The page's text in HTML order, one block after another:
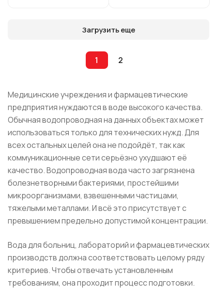
Загрузить еще
1 2
Медицинские учреждения и фармацевтические
предприятия нуждаются в воде высокого качества.
Обычная водопроводная на данных объектах может
использоваться только для технических нужд. Для
всех остальных целей она не подойдёт, так как
коммуникационные сети серьёзно ухудшают её
качество. Водопроводная вода часто загрязнена
болезнетворными бактериями, простейшими
микроорганизмами, взвешенными частицами,
тяжелыми металлами. И всё это присутствует с
превышением предельно допустимой концентрации.
Вода для больниц, лабораторий и фармацевтических
производств должна соответствовать целому ряду
критериев. Чтобы отвечать установленным
требованиям, она проходит процесс подготовки.